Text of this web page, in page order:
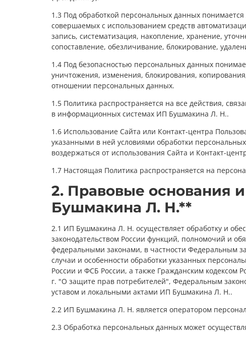
1.3 Под обработкой персональных данных
совершаемых с использованием средств
запись, систематизация, накопление, хранение,
сопоставление, обезличивание, блокирование,
1.4 Под безопасностью персональных данных
уничтожения, изменения, блокирования,
отношении персональных данных.
1.5 Политика распространяется на все действия,
в информационных системах ИП Бушмакина Л. Н..
1.6 Использование Сайта или Контакт-центра
указанными в ней условиями обработки
воздержаться от использования Сайта и Контакт-
1.7 Настоящая Политика распространяется на
2. Правовые основания
Бушмакина Л. Н.**
2.1 ИП Бушмакина Л. Н. осуществляет обработку и
законодательством России функций, полномочий и
федеральными законами, в частности Федеральным
случаи и особенности обработки указанных
России и ФСБ России, а также Гражданским кодексом
г. "О защите прав потребителей", Федеральным
уставом и локальными актами ИП Бушмакина Л. Н..
2.2 ИП Бушмакина Л. Н. является оператором
2.3 Обработка персональных данных может